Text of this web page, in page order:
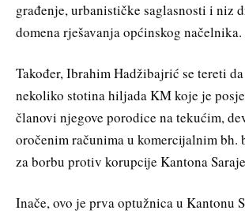
građenje, urbanističke saglasnosti i niz
domena rješavanja općinskog načelnika.
Također, Ibrahim Hadžibajrić se tereti
nekoliko stotina hiljada KM koje je
članovi njegove porodice na tekućim,
oročenim računima u komercijalnim bh.
za borbu protiv korupcije Kantona
Inače, ovo je prva optužnica u Kantonu